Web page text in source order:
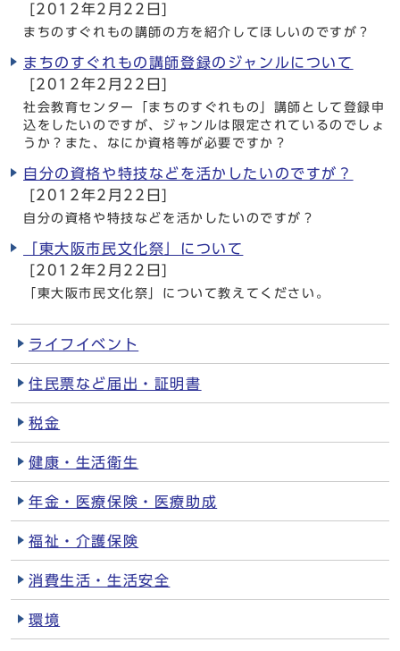
[2012年2月22日]
まちのすぐれもの講師の方を紹介してほしいのですが？
まちのすぐれもの講師登録のジャンルについて
[2012年2月22日]
社会教育センター「まちのすぐれもの」講師として登録申
込をしたいのですが、ジャンルは限定されているのでしょ
うか？また、なにか資格等が必要ですか？
自分の資格や特技などを活かしたいのですが？
[2012年2月22日]
自分の資格や特技などを活かしたいのですが？
「東大阪市民文化祭」について
[2012年2月22日]
「東大阪市民文化祭」について教えてください。
ライフイベント
住民票など届出・証明書
税金
健康・生活衛生
年金・医療保険・医療助成
福祉・介護保険
消費生活・生活安全
環境